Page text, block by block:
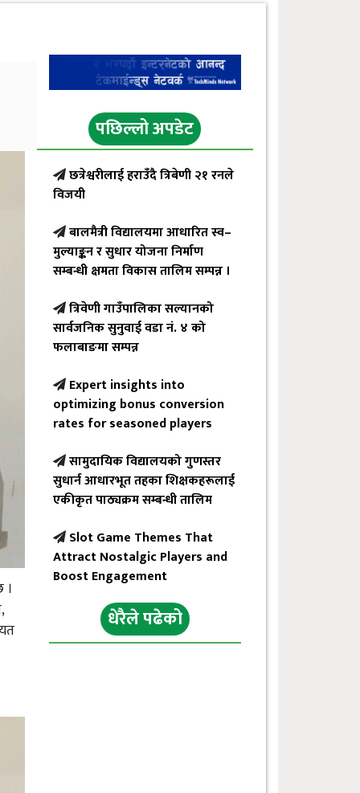
।
पछिल्लो अपडेट
छत्रेश्वरीलाई हराउँदै त्रिबेणी २१ रनले
विजयी
बालमैत्री विद्यालयमा आधारित स्व–
मुल्याङ्कन र सुधार योजना निर्माण
सम्बन्धी क्षमता विकास तालिम सम्पन्न ।
त्रिवेणी गाउँपालिका सल्यानको
सार्वजनिक सुनुवाई वडा नं. ४ को
फलाबाङमा सम्पन्न
Expert insights into
optimizing bonus conversion
rates for seasoned players
सामुदायिक विद्यालयको गुणस्तर
सुधार्न आधारभूत तहका शिक्षकहरूलाई
एकीकृत पाठ्यक्रम सम्बन्धी तालिम
Slot Game Themes That
Attract Nostalgic Players and
Boost Engagement
धेरैले पढेको